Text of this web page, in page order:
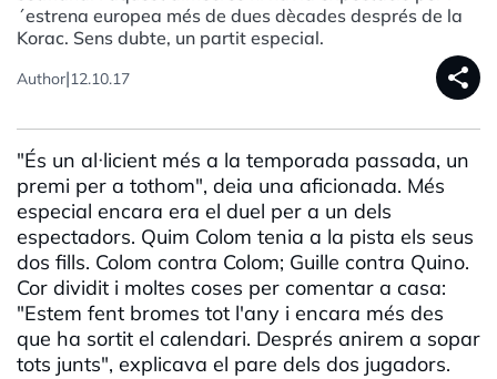
´estrena europea més de dues dècades després de la
Korac. Sens dubte, un partit especial.
Author|12.10.17 share
"És un al·licient més a la temporada passada, un
premi per a tothom", deia una aficionada. Més
especial encara era el duel per a un dels
espectadors. Quim Colom tenia a la pista els seus
dos fills. Colom contra Colom; Guille contra Quino.
Cor dividit i moltes coses per comentar a casa:
"Estem fent bromes tot l'any i encara més des
que ha sortit el calendari. Després anirem a sopar
tots junts", explicava el pare dels dos jugadors.